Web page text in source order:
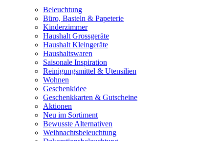
Beleuchtung
Büro, Basteln & Papeterie
Kinderzimmer
Haushalt Grossgeräte
Haushalt Kleingeräte
Haushaltswaren
Saisonale Inspiration
Reinigungsmittel & Utensilien
Wohnen
Geschenkidee
Geschenkkarten & Gutscheine
Aktionen
Neu im Sortiment
Bewusste Alternativen
Weihnachtsbeleuchtung